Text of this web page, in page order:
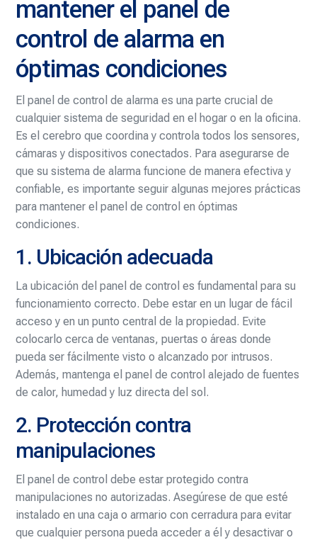
mantener el panel de
control de alarma en
óptimas condiciones
El panel de control de alarma es una parte crucial de
cualquier sistema de seguridad en el hogar o en la oficina.
Es el cerebro que coordina y controla todos los sensores,
cámaras y dispositivos conectados. Para asegurarse de
que su sistema de alarma funcione de manera efectiva y
confiable, es importante seguir algunas mejores prácticas
para mantener el panel de control en óptimas
condiciones.
1. Ubicación adecuada
La ubicación del panel de control es fundamental para su
funcionamiento correcto. Debe estar en un lugar de fácil
acceso y en un punto central de la propiedad. Evite
colocarlo cerca de ventanas, puertas o áreas donde
pueda ser fácilmente visto o alcanzado por intrusos.
Además, mantenga el panel de control alejado de fuentes
de calor, humedad y luz directa del sol.
2. Protección contra
manipulaciones
El panel de control debe estar protegido contra
manipulaciones no autorizadas. Asegúrese de que esté
instalado en una caja o armario con cerradura para evitar
que cualquier persona pueda acceder a él y desactivar o